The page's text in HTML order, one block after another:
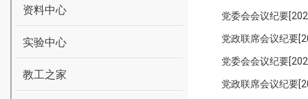
资料中心
实验中心
教工之家
党委会会议纪要
党政联席会议纪要
党委会会议纪要
党政联席会议纪要